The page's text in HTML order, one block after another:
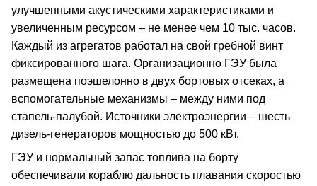
улучшенными акустическими характеристиками и
увеличенным ресурсом – не менее чем 10 тыс. часов.
Каждый из агрегатов работал на свой гребной винт
фиксированного шага. Организационно ГЭУ была
размещена поэшелонно в двух бортовых отсеках, а
вспомогательные механизмы – между ними под
стапель-палубой. Источники электроэнергии – шесть
дизель-генераторов мощностью до 500 кВт.
ГЭУ и нормальный запас топлива на борту
обеспечивали кораблю дальность плавания скоростью